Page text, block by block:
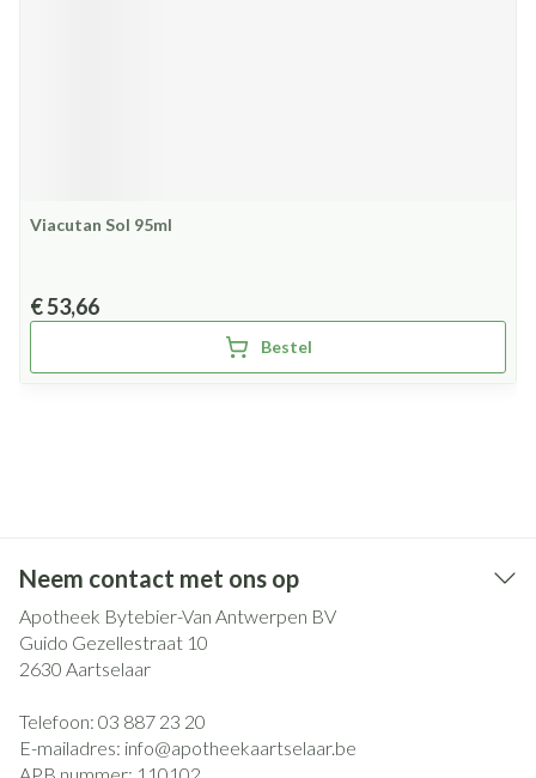
Viacutan Sol 95ml
€ 53,66
Bestel
Neem contact met ons op
Apotheek Bytebier-Van Antwerpen BV
Guido Gezellestraat 10
2630 Aartselaar
Telefoon: 03 887 23 20
E-mailadres: info@apotheekaartselaar.be